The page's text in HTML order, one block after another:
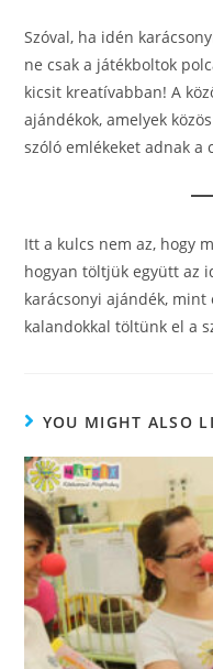
Szóval, ha idén
ne csak a játékboltok
kicsit kreatívabban! A
ajándékok, amelyek
szóló emlékeket adnak a
Itt a kulcs nem az, hogy
hogyan töltjük együtt az
karácsonyi ajándék, mint
kalandokkal töltünk el a
YOU MIGHT ALSO